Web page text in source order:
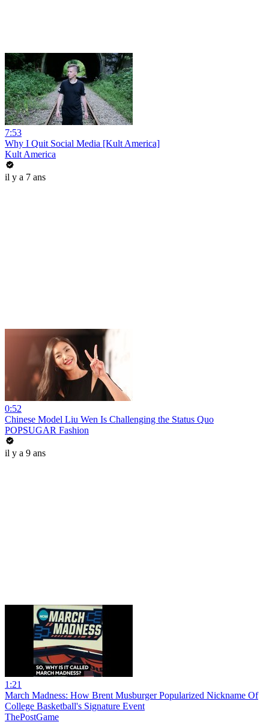
7:53
Why I Quit Social Media [Kult America]
Kult America
il y a 7 ans
0:52
Chinese Model Liu Wen Is Challenging the Status Quo
POPSUGAR Fashion
il y a 9 ans
1:21
March Madness: How Brent Musburger Popularized Nickname Of
College Basketball's Signature Event
ThePostGame